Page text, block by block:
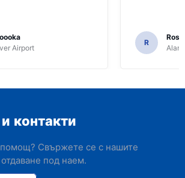
Airport
R
контакти
Свържете се с нашите
под наем.